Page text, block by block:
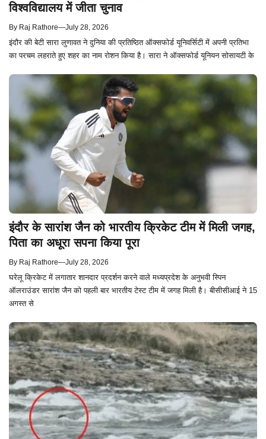
विश्वविद्यालय में जीता चुनाव
By Raj Rathore—July 28, 2026
इंदौर की बेटी सारा लुणावत ने दुनिया की प्रतिष्ठित ऑक्सफोर्ड यूनिवर्सिटी में अपनी प्रतिभा
का परचम लहराते हुए शहर का नाम रोशन किया है। सारा ने ऑक्सफोर्ड यूनियन सोसायटी के
इंदौर के सारांश जैन को भारतीय क्रिकेट टीम में मिली जगह,
पिता का अधूरा सपना किया पूरा
By Raj Rathore—July 28, 2026
घरेलू क्रिकेट में लगातार शानदार प्रदर्शन करने वाले मध्यप्रदेश के अनुभवी स्पिन
ऑलराउंडर सारांश जैन को पहली बार भारतीय टेस्ट टीम में जगह मिली है। बीसीसीआई ने 15
अगस्त से